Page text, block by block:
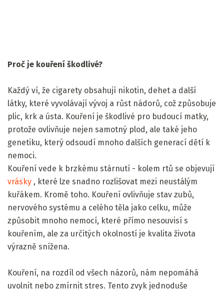
Proč je kouření škodlivé?
Každý ví, že cigarety obsahují nikotin, dehet a další
látky, které vyvolávají vývoj a růst nádorů, což způsobuje
plic, krk a ústa. Kouření je škodlivé pro budoucí matky,
protože ovlivňuje nejen samotný plod, ale také jeho
genetiku, který odsoudí mnoho dalších generací dětí k
nemoci.
Kouření vede k brzkému stárnutí - kolem rtů se objevují
vrásky , které lze snadno rozlišovat mezi neustálým
kuřákem. Kromě toho. Kouření ovlivňuje stav zubů,
nervového systému a celého těla jako celku, může
způsobit mnoho nemocí, které přímo nesouvisí s
kouřením, ale za určitých okolností je kvalita života
výrazně snížena.
Kouření, na rozdíl od všech názorů, nám nepomáhá
uvolnit nebo zmírnit stres. Tento zvyk jednoduše